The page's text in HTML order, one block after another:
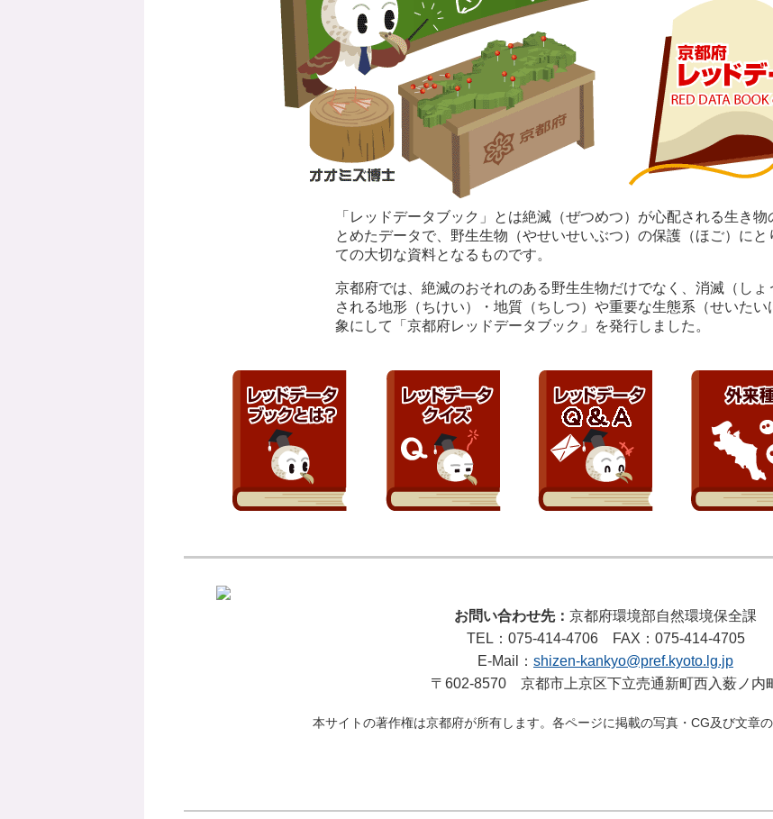
「レッドデータブック」とは絶滅（ぜつめつ）が心配される生き物
とめたデータで、野生生物（やせいせいぶつ）の保護（ほご）にと
ての大切な資料となるものです。
京都府では、絶滅のおそれのある野生生物だけでなく、消滅（しょ
される地形（ちけい）・地質（ちしつ）や重要な生態系（せいたい
象にして「京都府レッドデータブック」を発行しました。
お問い合わせ先： 京都府環境部自然環境保全課
TEL：075-414-4706 FAX：075-414-4705
E-Mail： shizen-kankyo@pref.kyoto.lg.jp
〒602-8570 京都市上京区下立売通新町西入薮ノ内
本サイトの著作権は京都府が所有します。各ページに掲載の写真・CG及び文章の